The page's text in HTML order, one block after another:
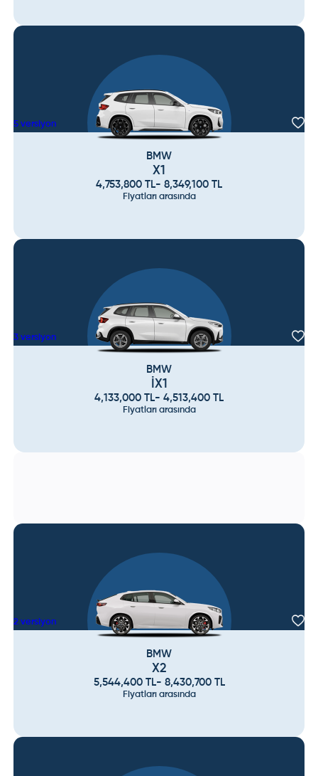
5 versiyon
BMW
X1
4,753,800 TL- 8,349,100 TL
Fiyatları arasında
3 versiyon
BMW
İX1
4,133,000 TL- 4,513,400 TL
Fiyatları arasında
2 versiyon
BMW
X2
5,544,400TL- 8,430,700TL
Fiyatları arasında